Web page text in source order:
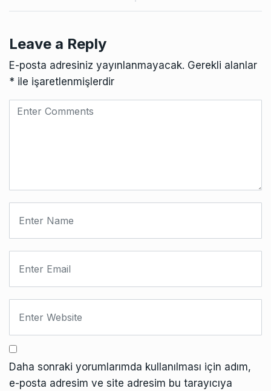
Leave a Reply
E-posta adresiniz yayınlanmayacak. Gerekli alanlar
* ile işaretlenmişlerdir
Daha sonraki yorumlarımda kullanılması için adım,
e-posta adresim ve site adresim bu tarayıcıya